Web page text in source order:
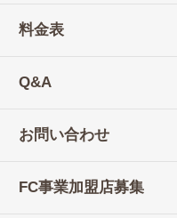
料金表
Q&A
お問い合わせ
FC事業加盟店募集